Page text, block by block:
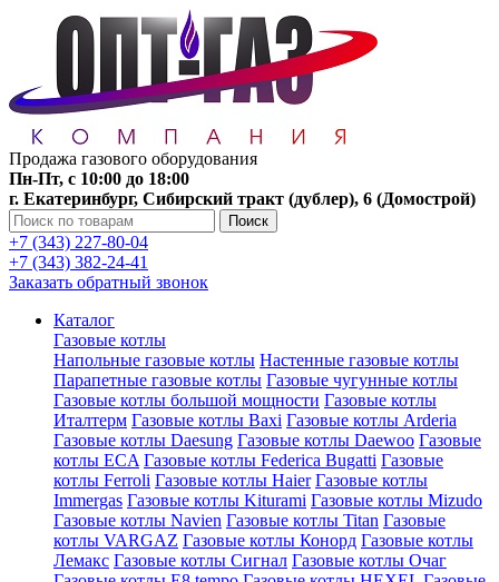
Продажа газового оборудования
Пн-Пт, с 10:00 до 18:00
г. Екатеринбург, Сибирский тракт (дублер), 6 (Домострой)
Поиск
+7 (343) 227-80-04
+7 (343) 382-24-41
Заказать обратный звонок
Каталог
Газовые котлы
Напольные газовые котлы Настенные газовые котлы
Парапетные газовые котлы Газовые чугунные котлы
Газовые котлы большой мощности Газовые котлы
Италтерм Газовые котлы Baxi Газовые котлы Arderia
Газовые котлы Daesung Газовые котлы Daewoo Газовые
котлы ECA Газовые котлы Federica Bugatti Газовые
котлы Ferroli Газовые котлы Haier Газовые котлы
Immergas Газовые котлы Kiturami Газовые котлы Mizudo
Газовые котлы Navien Газовые котлы Titan Газовые
котлы VARGAZ Газовые котлы Конорд Газовые котлы
Лемакс Газовые котлы Сигнал Газовые котлы Очаг